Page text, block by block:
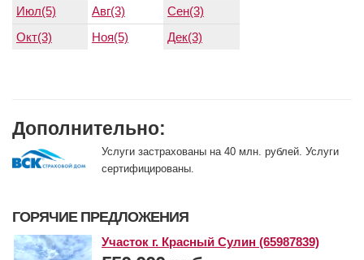
Июл(5)
Авг(3)
Сен(3)
Окт(3)
Ноя(5) Дек(3)
Дополнительно:
Услуги застрахованы на 40 млн. рублей. Услуги
сертифицированы.
ГОРЯЧИЕ ПРЕДЛОЖЕНИЯ
Участок г. Красный Сулин (65987839)